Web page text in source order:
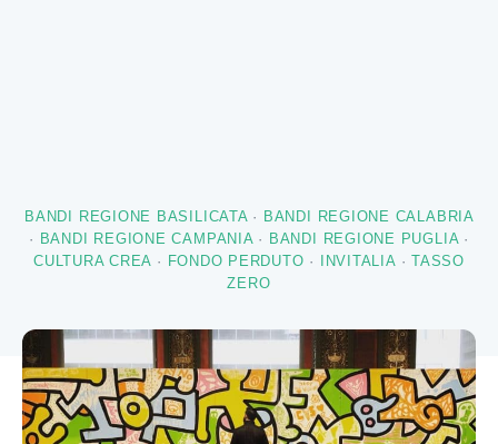
BANDI REGIONE BASILICATA· BANDI REGIONE CALABRIA
· BANDI REGIONE CAMPANIA· BANDI REGIONE PUGLIA·
CULTURA CREA · FONDO PERDUTO · INVITALIA·TASSO
ZERO